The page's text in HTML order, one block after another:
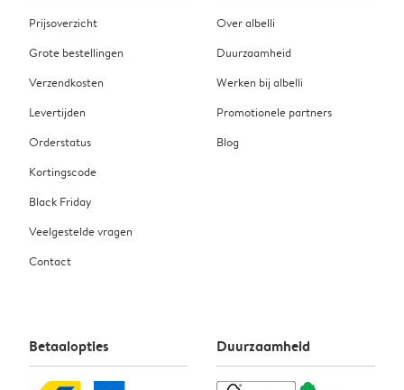
Prijsoverzicht
Grote bestellingen
Verzendkosten
Levertijden
Orderstatus
Kortingscode
Black Friday
Veelgestelde vragen
Contact
Over albelli
Duurzaamheid
Werken bij albelli
Promotionele partners
Blog
Betaalopties Duurzaamheid